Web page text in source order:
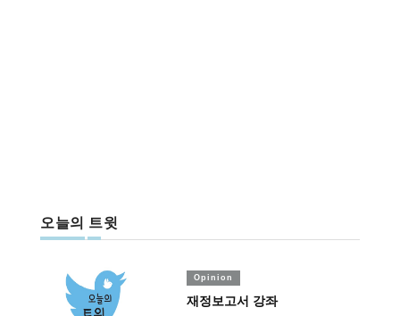
오늘의 트윗
Opinion
재정보고서 강좌